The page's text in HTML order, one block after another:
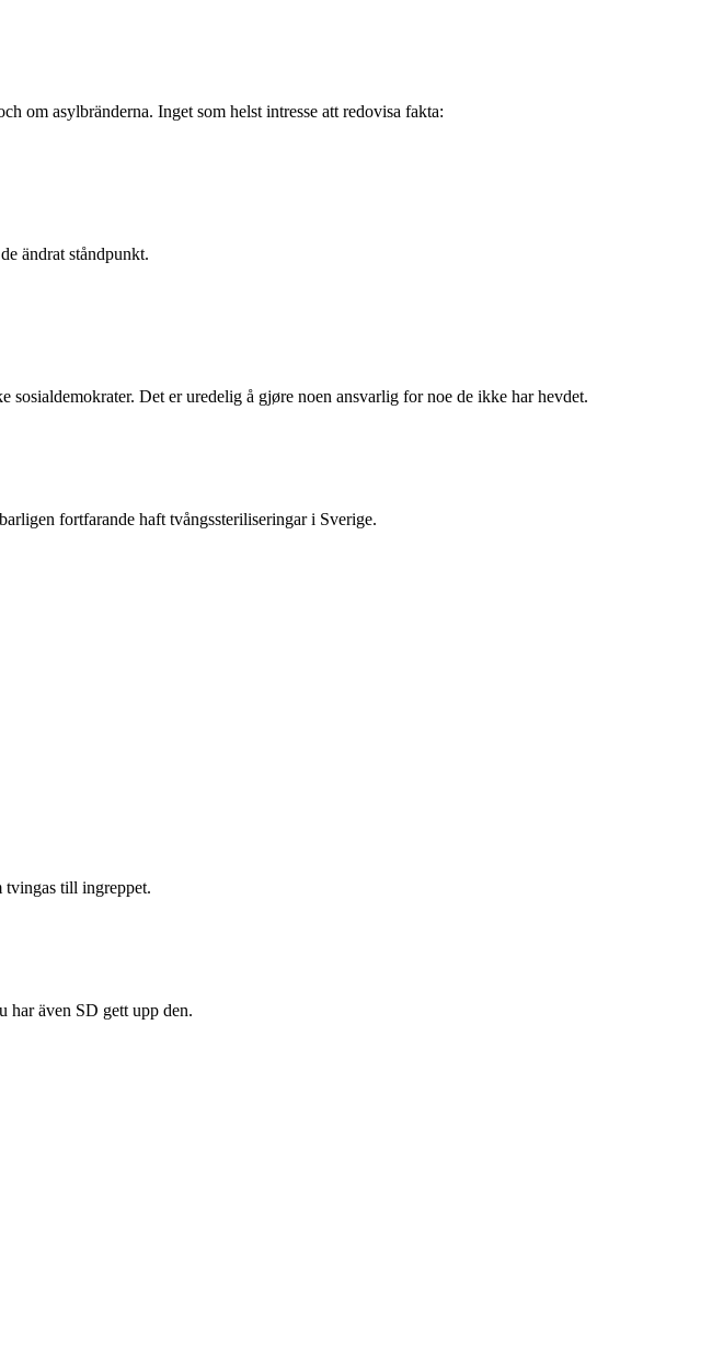
om asylbränderna. Inget som helst intresse att redovisa fakta:
ändrat ståndpunkt.
Det er uredelig å gjøre noen ansvarlig for noe de ikke har hevdet.
fortfarande haft tvångssteriliseringar i Sverige.
tvingas till ingreppet.
har även SD gett upp den.